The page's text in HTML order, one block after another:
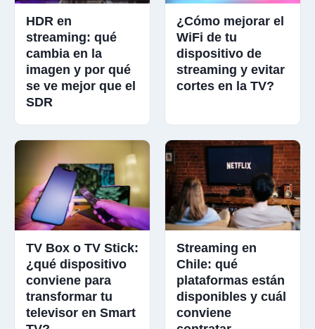
HDR en
streaming: qué
cambia en la
imagen y por qué
se ve mejor que el
SDR
¿Cómo mejorar el
WiFi de tu
dispositivo de
streaming y evitar
cortes en la TV?
TV Box o TV Stick:
¿qué dispositivo
conviene para
transformar tu
televisor en Smart
Streaming en
Chile: qué
plataformas están
disponibles y cuál
conviene